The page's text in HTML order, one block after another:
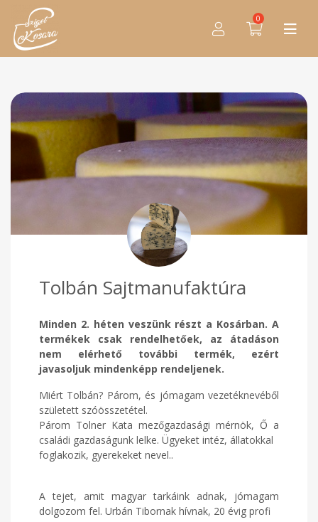
0
Tolbán Sajtmanufaktúra
Minden 2. héten veszünk részt a Kosárban. A
termékek csak rendelhetőek, az átadáson
nem elérhető további termék, ezért
javasoljuk mindenképp rendeljenek.
Miért Tolbán? Párom, és jómagam vezetéknevéből
született szóösszetétel.
Párom Tolner Kata mezőgazdasági mérnök, Ő a
családi gazdaságunk lelke. Ügyeket intéz, állatokkal
foglakozik, gyerekeket nevel..
A tejet, amit magyar tarkáink adnak, jómagam
dolgozom fel. Urbán Tibornak hívnak, 20 évig profi